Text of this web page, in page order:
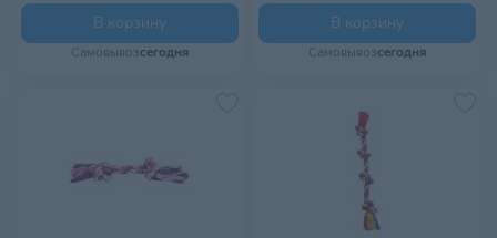
В корзину
Самовывозсегодня
В корзину
Самовывозсегодня